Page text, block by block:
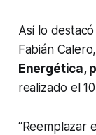
Así lo destacó
Fabián
Energética,
realizado el
“Reemplazar